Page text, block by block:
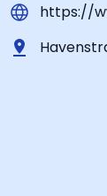
https://